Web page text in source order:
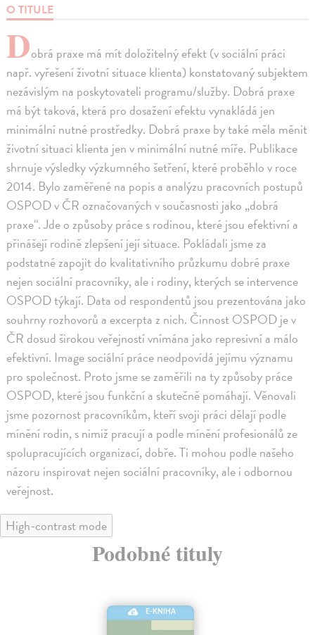
O TITULE
Dobrá praxe má mít doložitelný efekt (v sociální práci
např. vyřešení životní situace klienta) konstatovaný subjektem
nezávislým na poskytovateli programu/služby. Dobrá praxe
má být taková, která pro dosažení efektu vynakládá jen
minimální nutné prostředky. Dobrá praxe by také měla měnit
životní situaci klienta jen v minimální nutné míře. Publikace
shrnuje výsledky výzkumného šetření, které proběhlo v roce
2014. Bylo zaměřené na popis a analýzu pracovních postupů
OSPOD v ČR označovaných v současnosti jako „dobrá
praxe“. Jde o způsoby práce s rodinou, které jsou efektivní a
přinášejí rodině zlepšení její situace. Pokládali jsme za
podstatné zapojit do kvalitativního průzkumu dobré praxe
nejen sociální pracovníky, ale i rodiny, kterých se intervence
OSPOD týkají. Data od respondentů jsou prezentována jako
souhrny rozhovorů a excerpta z nich. Činnost OSPOD je v
ČR dosud širokou veřejností vnímána jako represivní a málo
efektivní. Image sociální práce neodpovídá jejímu významu
pro společnost. Proto jsme se zaměřili na ty způsoby práce
OSPOD, které jsou funkční a skutečně pomáhají. Věnovali
jsme pozornost pracovníkům, kteří svoji práci dělají podle
mínění rodin, s nimiž pracují a podle mínění profesionálů ze
spolupracujících organizací, dobře. Ti mohou podle našeho
názoru inspirovat nejen sociální pracovníky, ale i odbornou
veřejnost.
High-contrast mode
Podobné tituly
E-KNIHA